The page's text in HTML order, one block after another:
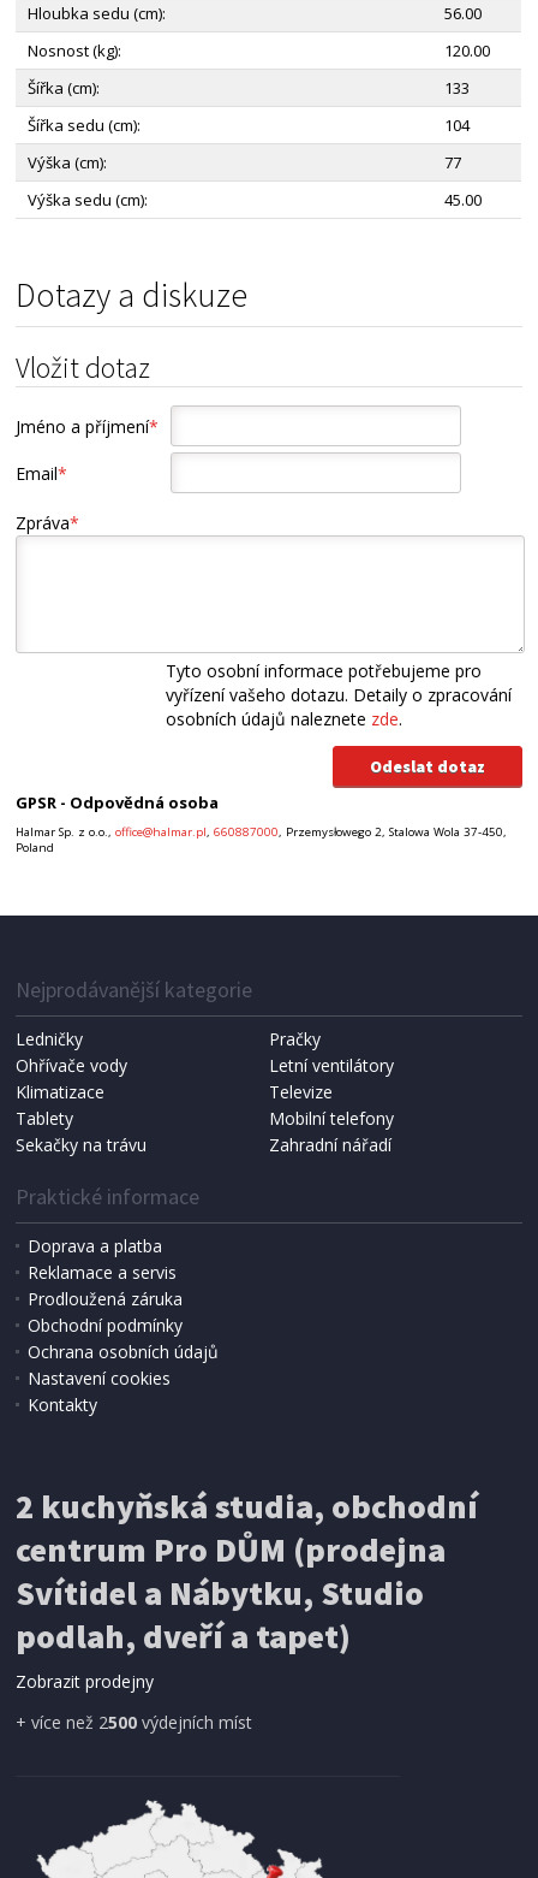
Hloubka sedu (cm):
56.00
Nosnost (kg):
120.00
Šířka (cm):
133
Šířka sedu (cm):
104
Výška (cm):
77
Výška sedu (cm):
45.00
Dotazy a diskuze
Vložit dotaz
Jméno a příjmení*
Email*
Zpráva*
Tyto osobní informace potřebujeme pro
vyřízení vašeho dotazu. Detaily o zpracování
osobních údajů naleznete zde.
GPSR - Odpovědná osoba
Halmar Sp. z o.o.,office@halmar.pl,660887000, Przemysłowego 2, Stalowa Wola 37-450,
Poland
Nejprodávanější kategorie
Ledničky
Pračky
Ohřívače vody
Letní ventilátory
Klimatizace
Televize
Tablety
Mobilní telefony
Sekačky na trávu
Zahradní nářadí
Praktické informace
Doprava a platba
Reklamace a servis
Prodloužená záruka
Obchodní podmínky
Ochrana osobních údajů
Nastavení cookies
Kontakty
2 kuchyňská studia, obchodní
centrum Pro DŮM (prodejna
Svítidel a Nábytku, Studio
podlah, dveří a tapet)
Zobrazit prodejny
+ více než 2500 výdejních míst